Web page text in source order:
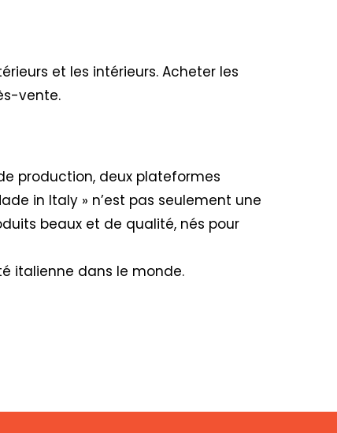
et les intérieurs. Acheter les
vente.
production, deux plateformes
in Italy » n’est pas seulement une
beaux et de qualité, nés pour
italienne dans le monde.